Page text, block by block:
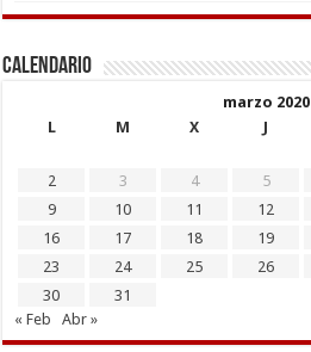
Calendario
marzo 2020
L
M X J
2
3 4 5
9
10 11 12
16
17 18 19
23
24 25 26
30
31
« Feb
Abr »